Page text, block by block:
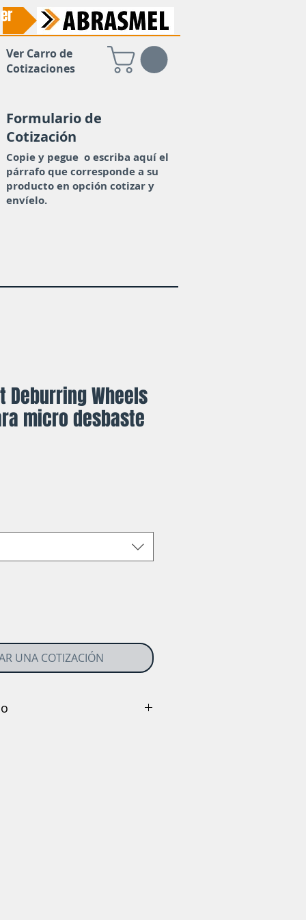
Ver Carro de
Cotizaciones
Formulario de
Cotización
Copie y pegue o escriba aquí el
párrafo que corresponde a su
producto en opción cotizar y
envíelo.
Deburring Wheels
micro desbaste
UNA COTIZACIÓN